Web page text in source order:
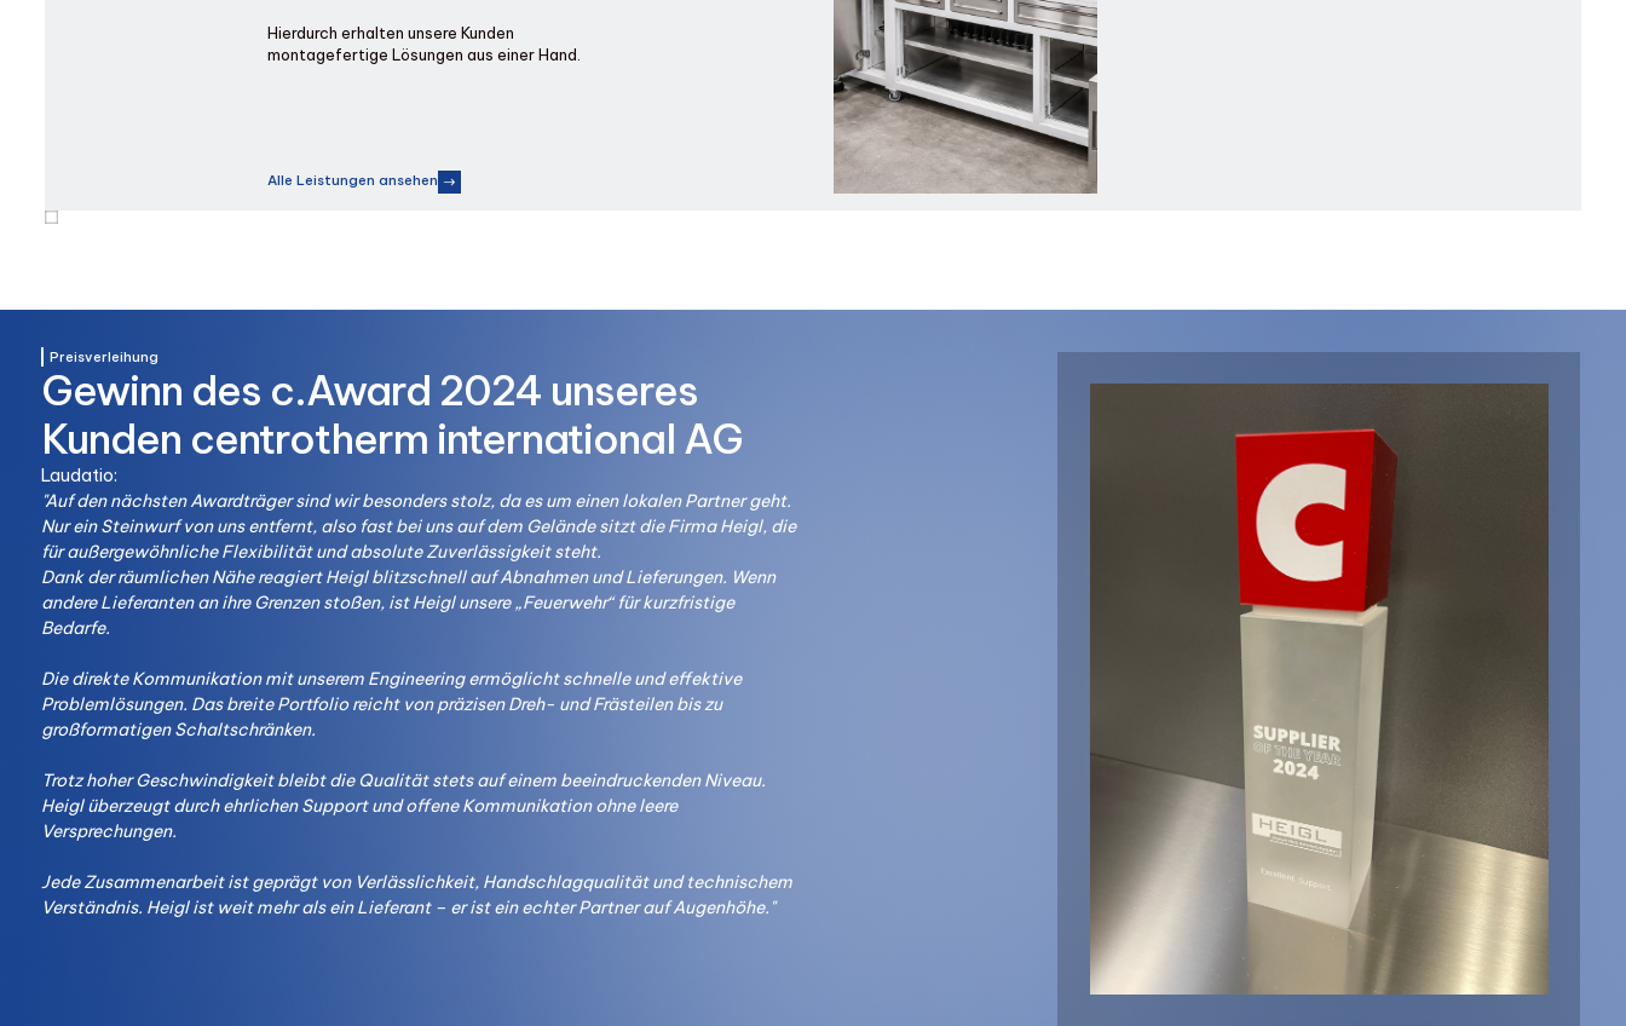
Hierdurch erhalten unsere Kunden
montagefertige Lösungen aus einer Hand.
Alle Leistungen ansehen
Preisverleihung
Gewinn des c.Award 2024 unseres
Kunden centrotherm international AG
Laudatio:
"Auf den nächsten Awardträger sind wir besonders stolz, da es um einen lokalen Partner geht.
Nur ein Steinwurf von uns entfernt, also fast bei uns auf dem Gelände sitzt die Firma Heigl, die
für außergewöhnliche Flexibilität und absolute Zuverlässigkeit steht.
Dank der räumlichen Nähe reagiert Heigl blitzschnell auf Abnahmen und Lieferungen. Wenn
andere Lieferanten an ihre Grenzen stoßen, ist Heigl unsere „Feuerwehr“ für kurzfristige
Bedarfe.
Die direkte Kommunikation mit unserem Engineering ermöglicht schnelle und effektive
Problemlösungen. Das breite Portfolio reicht von präzisen Dreh- und Frästeilen bis zu
großformatigen Schaltschränken.
Trotz hoher Geschwindigkeit bleibt die Qualität stets auf einem beeindruckenden Niveau.
Heigl überzeugt durch ehrlichen Support und offene Kommunikation ohne leere
Versprechungen.
Jede Zusammenarbeit ist geprägt von Verlässlichkeit, Handschlagqualität und technischem
Verständnis. Heigl ist weit mehr als ein Lieferant – er ist ein echter Partner auf Augenhöhe."